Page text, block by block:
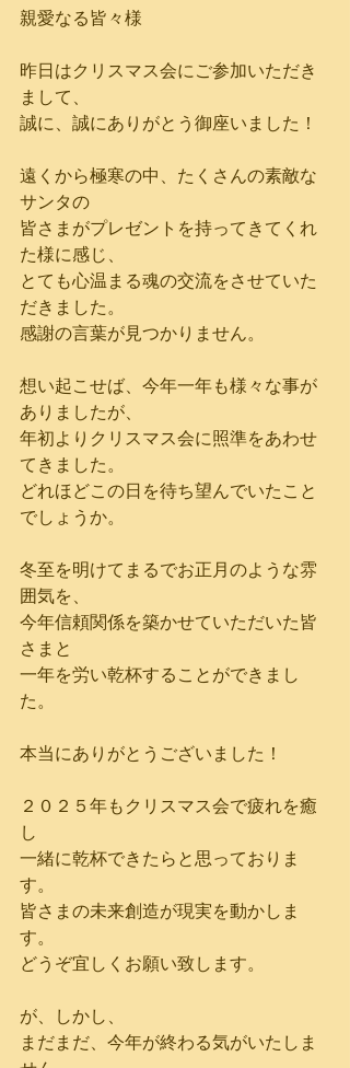
親愛なる皆々様
昨日はクリスマス会にご参加いただき
まして、
誠に、誠にありがとう御座いました！
遠くから極寒の中、たくさんの素敵な
サンタの
皆さまがプレゼントを持ってきてくれ
た様に感じ、
とても心温まる魂の交流をさせていた
だきました。
感謝の言葉が見つかりません。
想い起こせば、今年一年も様々な事が
ありましたが、
年初よりクリスマス会に照準をあわせ
てきました。
どれほどこの日を待ち望んでいたこと
でしょうか。
冬至を明けてまるでお正月のような雰
囲気を、
今年信頼関係を築かせていただいた皆
さまと
一年を労い乾杯することができまし
た。
本当にありがとうございました！
２０２５年もクリスマス会で疲れを癒
し
一緒に乾杯できたらと思っておりま
す。
皆さまの未来創造が現実を動かしま
す。
どうぞ宜しくお願い致します。
が、しかし、
まだまだ、今年が終わる気がいたしま